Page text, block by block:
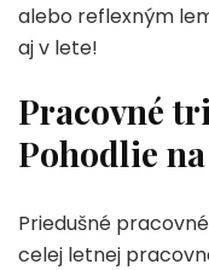
alebo reflexným
aj v lete!
Pracovné
Pohodlie
Priedušné
celej letnej